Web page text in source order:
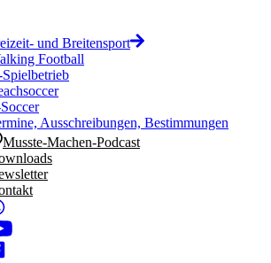
und Breitensport
Football
Ausschreibungen, Bestimmungen
Musste-Machen-Podcast